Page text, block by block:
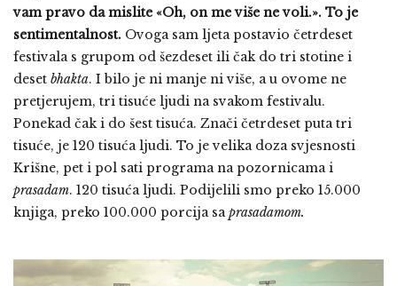
vam pravo da mislite «Oh, on me više ne voli.». To je
sentimentalnost. Ovoga sam ljeta postavio četrdeset
festivala s grupom od šezdeset ili čak do tri stotine i
deset bhakta. I bilo je ni manje ni više, a u ovome ne
pretjerujem, tri tisuće ljudi na svakom festivalu.
Ponekad čak i do šest tisuća. Znači četrdeset puta tri
tisuće, je 120 tisuća ljudi. To je velika doza svjesnosti
Krišne, pet i pol sati programa na pozornicama i
prasadam. 120 tisuća ljudi. Podijelili smo preko 15.000
knjiga, preko 100.000 porcija saprasadamom.